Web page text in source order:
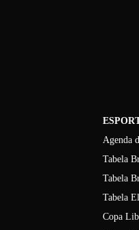
Agenda
Tabela
Tabela
Tabela
Copa